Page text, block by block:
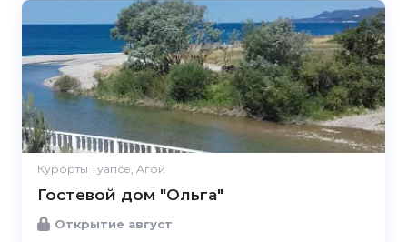
Курорты Туапсе, Агой
Гостевой дом "Ольга"
Открытие август